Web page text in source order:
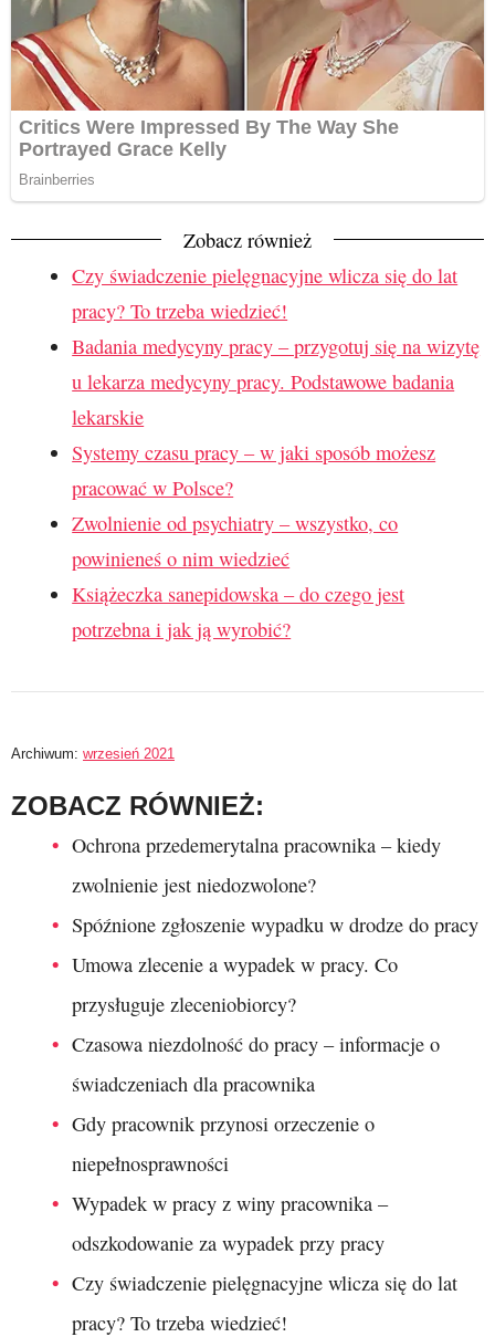
Zobacz również
Czy świadczenie pielęgnacyjne wlicza się do lat
pracy? To trzeba wiedzieć!
Badania medycyny pracy – przygotuj się na wizytę
u lekarza medycyny pracy. Podstawowe badania
lekarskie
Systemy czasu pracy – w jaki sposób możesz
pracować w Polsce?
Zwolnienie od psychiatry – wszystko, co
powinieneś o nim wiedzieć
Książeczka sanepidowska – do czego jest
potrzebna i jak ją wyrobić?
Archiwum: wrzesień 2021
ZOBACZ RÓWNIEŻ:
Ochrona przedemerytalna pracownika – kiedy
zwolnienie jest niedozwolone?
Spóźnione zgłoszenie wypadku w drodze do pracy
Umowa zlecenie a wypadek w pracy. Co
przysługuje zleceniobiorcy?
Czasowa niezdolność do pracy – informacje o
świadczeniach dla pracownika
Gdy pracownik przynosi orzeczenie o
niepełnosprawności
Wypadek w pracy z winy pracownika –
odszkodowanie za wypadek przy pracy
Czy świadczenie pielęgnacyjne wlicza się do lat
pracy? To trzeba wiedzieć!